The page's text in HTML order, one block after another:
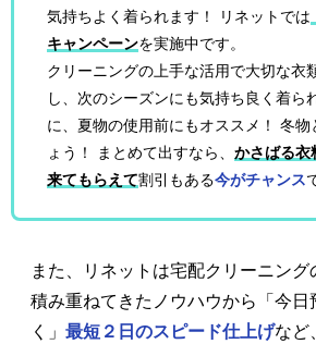
気持ちよく着られます！ リネットでは
キャンペーンを実施中です。
クリーニングの上手な活用で大切な衣
し、次のシーズンにも気持ち良く着ら
に、夏物の使用前にもオススメ！ 冬物
ょう！ まとめて出すなら、かさばる衣
来てもらえて割引もある今がチャンス
また、リネットは宅配クリーニング
積み重ねてきたノウハウから「今日
く」 最短２日のスピード仕上げなど